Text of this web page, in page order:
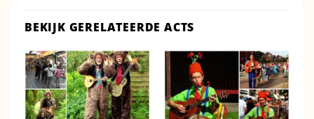
BEKIJK GERELATEERDE ACTS